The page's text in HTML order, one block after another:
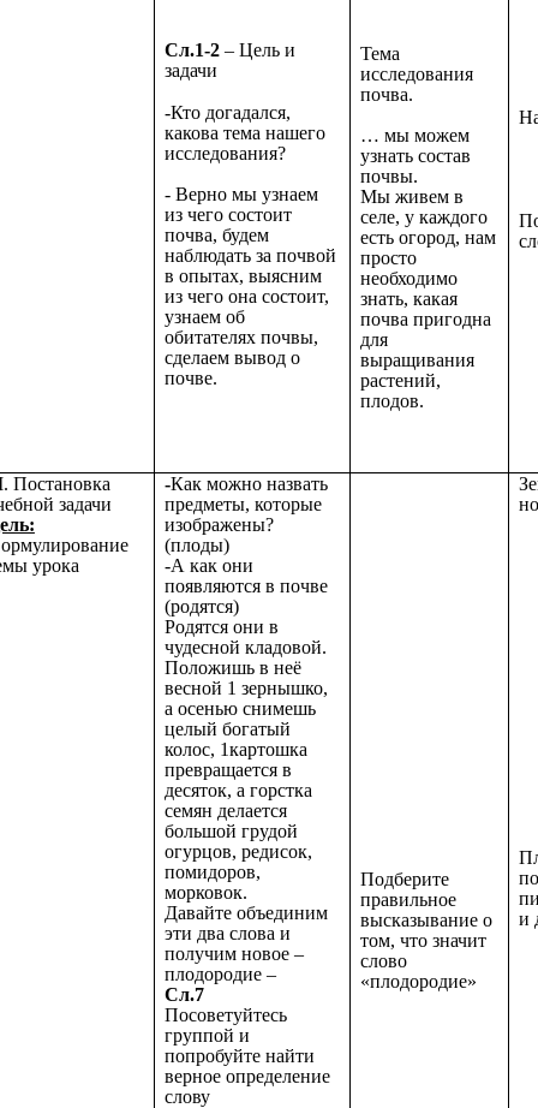
Сл.1-2 – Цель и
задачи
-Кто догадался,
какова тема нашего
исследования?
- Верно мы узнаем
из чего состоит
почва, будем
наблюдать за почвой
в опытах, выясним
из чего она состоит,
узнаем об
обитателях почвы,
сделаем вывод о
почве.
Тема
исследования
почва.
… мы можем
узнать состав
почвы.
Мы живем в
селе, у каждого
есть огород, нам
просто
необходимо
знать, какая
почва пригодна
для
выращивания
растений,
плодов.
Постановка
задачи
урока
-Как можно назвать
предметы, которые
изображены?
(плоды)
-А как они
появляются в почве
(родятся)
Родятся они в
чудесной кладовой.
Положишь в неё
весной 1 зернышко,
а осенью снимешь
целый богатый
колос, 1картошка
превращается в
десяток, а горстка
семян делается
большой грудой
огурцов, редисок,
помидоров,
морковок.
Давайте объединим
эти два слова и
получим новое –
плодородие –
Сл.7
Посоветуйтесь
группой и
попробуйте найти
верное определение
слову
Подберите
правильное
высказывание о
том, что значит
слово
«плодородие»
и